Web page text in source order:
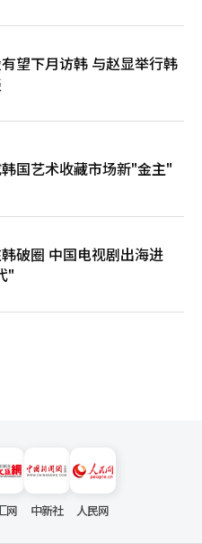
望下月访韩 与赵显举行韩
国艺术收藏市场新"金主"
韩破圈 中国电视剧出海进
"
网 中新社 人民网